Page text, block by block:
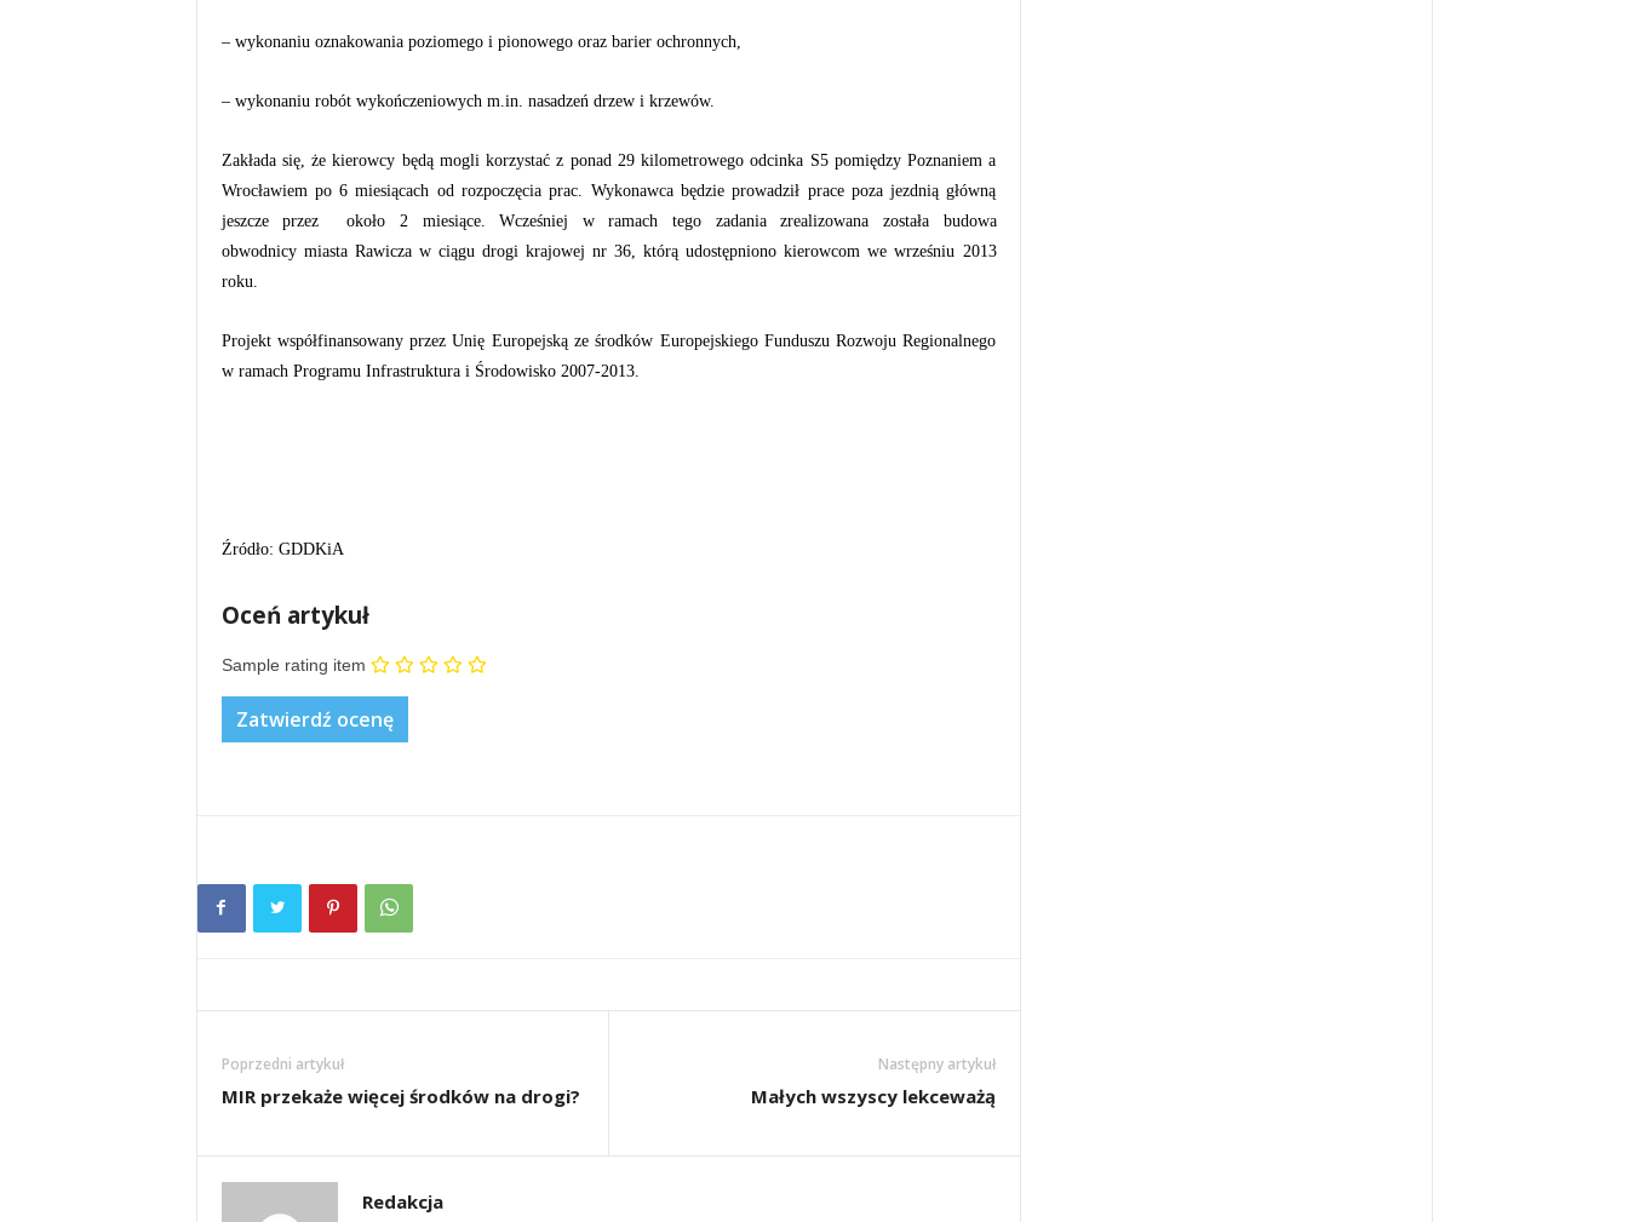
– wykonaniu oznakowania poziomego i pionowego oraz barier ochronnych,
– wykonaniu robót wykończeniowych m.in. nasadzeń drzew i krzewów.
Zakłada się, że kierowcy będą mogli korzystać z ponad 29 kilometrowego odcinka S5 pomiędzy Poznaniem a
Wrocławiem po 6 miesiącach od rozpoczęcia prac. Wykonawca będzie prowadził prace poza jezdnią główną
jeszcze przez około 2 miesiące. Wcześniej w ramach tego zadania zrealizowana została budowa
obwodnicy miasta Rawicza w ciągu drogi krajowej nr 36, którą udostępniono kierowcom we wrześniu 2013
roku.
Projekt współfinansowany przez Unię Europejską ze środków Europejskiego Funduszu Rozwoju Regionalnego
w ramach Programu Infrastruktura i Środowisko 2007-2013.
Źródło: GDDKiA
Oceń artykuł
Sample rating item
Poprzedni artykuł
MIR przekaże więcej środków na drogi?
Następny artykuł
Małych wszyscy lekceważą
Redakcja